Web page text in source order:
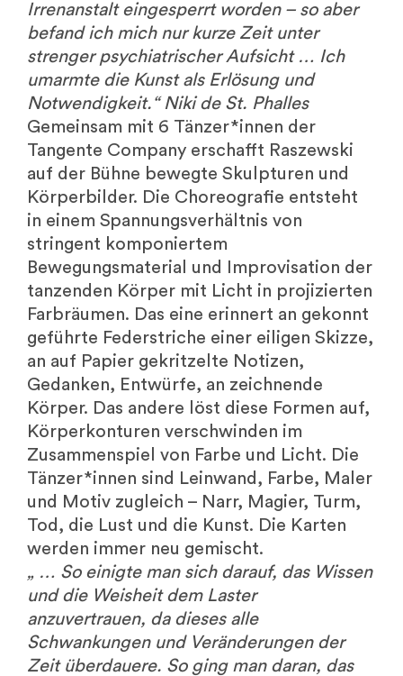
Irrenanstalt eingesperrt worden – so aber
befand ich mich nur kurze Zeit unter
strenger psychiatrischer Aufsicht … Ich
umarmte die Kunst als Erlösung und
Notwendigkeit.“ Niki de St. Phalles
Gemeinsam mit 6 Tänzer*innen der
Tangente Company erschafft Raszewski
auf der Bühne bewegte Skulpturen und
Körperbilder. Die Choreografie entsteht
in einem Spannungsverhältnis von
stringent komponiertem
Bewegungsmaterial und Improvisation der
tanzenden Körper mit Licht in projizierten
Farbräumen. Das eine erinnert an gekonnt
geführte Federstriche einer eiligen Skizze,
an auf Papier gekritzelte Notizen,
Gedanken, Entwürfe, an zeichnende
Körper. Das andere löst diese Formen auf,
Körperkonturen verschwinden im
Zusammenspiel von Farbe und Licht. Die
Tänzer*innen sind Leinwand, Farbe, Maler
und Motiv zugleich – Narr, Magier, Turm,
Tod, die Lust und die Kunst. Die Karten
werden immer neu gemischt.
„ … So einigte man sich darauf, das Wissen
und die Weisheit dem Laster
anzuvertrauen, da dieses alle
Schwankungen und Veränderungen der
Zeit überdauere. So ging man daran, das